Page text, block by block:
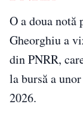
O a doua notă
Gheorghiu a
din PNRR,
la bursă a
2026.